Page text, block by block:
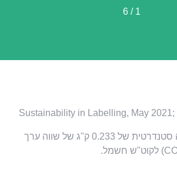
1
/
6
מחושב לפי המרה סטנדרטית של 0.233 ק"ג של שווה ערך